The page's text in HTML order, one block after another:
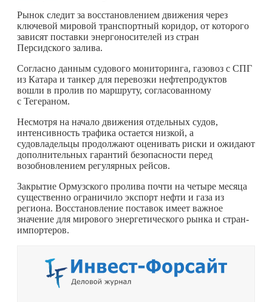
Рынок следит за восстановлением движения через
ключевой мировой транспортный коридор, от которого
зависят поставки энергоносителей из стран
Персидского залива.
Согласно данным судового мониторинга, газовоз с СПГ
из Катара и танкер для перевозки нефтепродуктов
вошли в пролив по маршруту, согласованному
с Тегераном.
Несмотря на начало движения отдельных судов,
интенсивность трафика остается низкой, а
судовладельцы продолжают оценивать риски и ожидают
дополнительных гарантий безопасности перед
возобновлением регулярных рейсов.
Закрытие Ормузского пролива почти на четыре месяца
существенно ограничило экспорт нефти и газа из
региона. Восстановление поставок имеет важное
значение для мирового энергетического рынка и стран-
импортеров.